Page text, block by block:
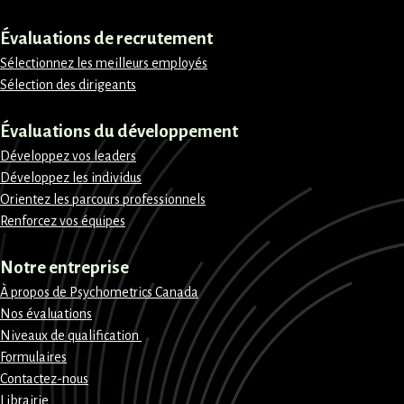
Évaluations de recrutement
Sélectionnez les meilleurs employés
Sélection des dirigeants
Évaluations du développement
Développez vos leaders
Développez les individus
Orientez les parcours professionnels
Renforcez vos équipes
Notre entreprise
À propos de Psychometrics Canada
Nos évaluations
Niveaux de qualification
Formulaires
Contactez-nous
Librairie